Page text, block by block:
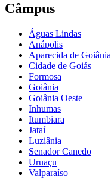
Câmpus
Águas Lindas
Anápolis
Aparecida de Goiânia
Cidade de Goiás
Formosa
Goiânia
Goiânia Oeste
Inhumas
Itumbiara
Jataí
Luziânia
Senador Canedo
Uruaçu
Valparaíso